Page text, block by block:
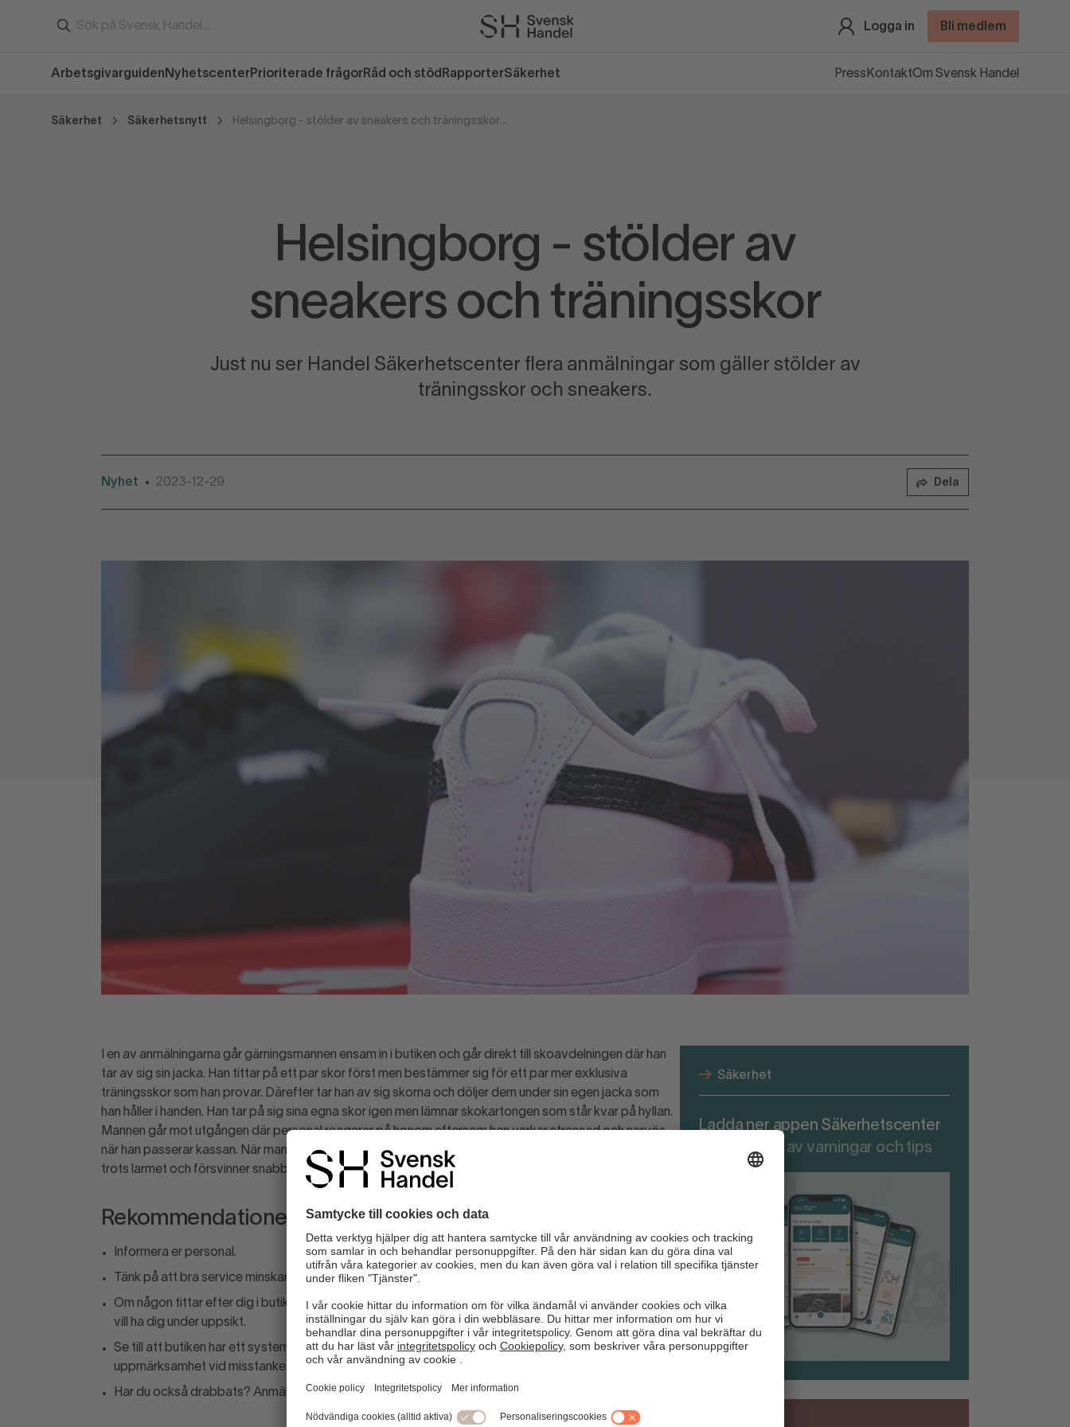
Logga in Bli medlem
Arbetsgivarguiden Nyhetscenter Prioriterade frågor Råd och stöd RapporterSäkerhet Press KontaktOm Svensk Handel
Säkerhet Säkerhetsnytt Helsingborg - stölder av sneakers och träningsskor
Helsingborg - stölder av
sneakers och träningsskor
Just nu ser Handel Säkerhetscenter flera anmälningar som gäller stölder av
träningsskor och sneakers.
Nyhet • 2023-12-29 Dela
I en av anmälningarna går gärningsmannen ensam in i butiken och går direkt till skoavdelningen där han
tar av sig sin jacka. Han tittar på ett par skor först men bestämmer sig för ett par mer exklusiva
träningsskor som han provar. Därefter tar han av sig skorna och döljer dem under sin egen jacka som
han håller i handen. Han tar på sig sina egna skor igen men lämnar skokartongen som står kvar på hyllan.
Mannen går mot utgången där personal reagerar på honom eftersom han verkar stressad och nervös
när han passerar kassan. När mannen väl passerar igenom larmbågarna så piper larmet, han fortsätter
trots larmet och försvinner snabbt ifrån platsen.
Rekommendationer
Informera er personal.
Tänk på att bra service minskar stölderna.
Om någon tittar efter dig i butiken, gå dit. Det är antingen en kund som behöver hjälp eller en tjuv som
vill ha dig under uppsikt.
Se till att butiken har ett system eller rutin för hur personalen ska kunna påkalla varandras
uppmärksamhet vid misstanke om stöld.
Har du också drabbats? Anmäl via appen!
Säkerhet
Ladda ner appen Säkerhetscenter
för att ta del av varningar och tips